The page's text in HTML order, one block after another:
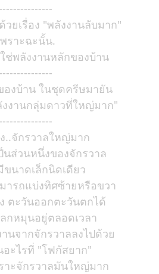
---------------
ยเรื่อง "พลังงานลับมาก"
พราะฉะนั้น.
ช่พลังงานหลักของบ้าน
---------------
องบ้าน ในชุดครีษมายัน
งงานกลุ่มดาวที่ใหญ่มาก"
---------------
..จักรวาลใหญ่มาก
นส่วนหนึ่งของจักรวาล
ขนาดเล็กนิดเดียว
ารถแบ่งทิศซ้ายหรือขวา
ตะวันออกตะวันตกได้
กหมุนอยู่ตลอดเวลา
านจากจักรวาลลงไปด้วย
อะไรที่ "โฟกัสยาก"
าะจักรวาลมันใหญ่มาก